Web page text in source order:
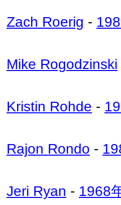
Zach Roerig -
Mike Rogodzinski
Kristin Rohde -
Rajon Rondo -
Jeri Ryan - 1968